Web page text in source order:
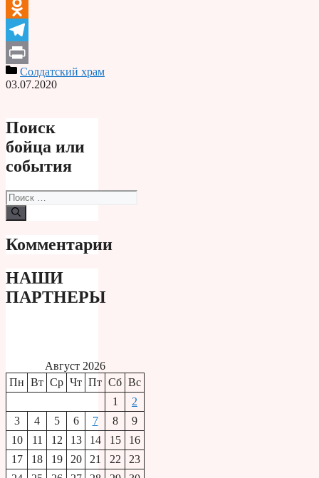
VK
Odnoklassniki
Telegram
PrintСолдатский храм
03.07.2020
Поиск
бойца или
события
Поиск:
Комментарии
НАШИ
ПАРТНЕРЫ
Август 2026
Пн Вт Ср Чт Пт Сб Вс
1
2
3
4 5 6 7 8
9
10
11 12 13 14 15
16
17
18 19 20 21 22
23